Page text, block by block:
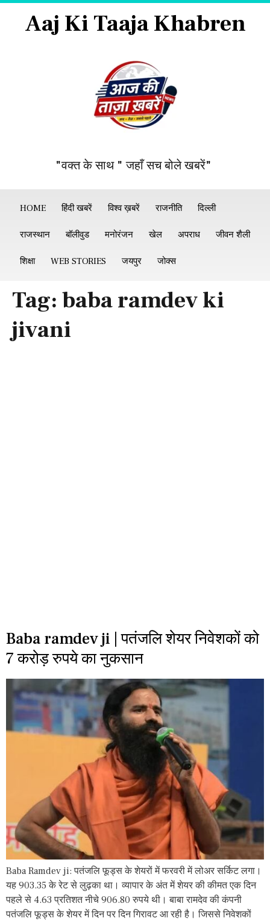
Aaj Ki Taaja Khabren
"वक्त के साथ " जहाँ सच बोले खबरें"
HOME हिंदी खबरें विश्व ख़बरें राजनीति दिल्ली
राजस्थान बॉलीवुड मनोरंजन खेल अपराध जीवन शैली
शिक्षा WEB STORIES जयपुर जोक्स
Tag: baba ramdev ki
jivani
Baba ramdev ji | पतंजलि शेयर निवेशकों को
7 करोड़ रुपये का नुकसान
Baba Ramdev ji: पतंजलि फूड्स के शेयरों में फरवरी में लोअर सर्किट लगा।
यह 903.35 के रेट से लुढ़का था। व्यापार के अंत में शेयर की कीमत एक दिन
पहले से 4.63 प्रतिशत नीचे 906.80 रुपये थी। बाबा रामदेव की कंपनी
पतंजलि फूड्स के शेयर में दिन पर दिन गिरावट आ रही है। जिससे निवेशकों